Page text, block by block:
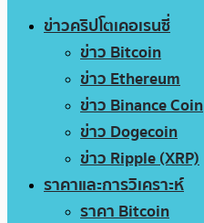
ข่าวคริปโตเคอเรนซี่
ข่าว Bitcoin
ข่าว Ethereum
ข่าว Binance Coin
ข่าว Dogecoin
ข่าว Ripple (XRP)
ราคาและการวิเคราะห์
ราคา Bitcoin